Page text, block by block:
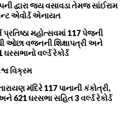
દ્વારા જય વસાવડા તેમજ સાંઈરામ
એવોર્ડ એનાયત
પ્રતિષ્ઠા મહોત્સવમાં 117 પેજની
ઓછા વજનની શિક્ષાપત્રી અને
વર્લ્ડ રેકોર્ડ
વિક્રમ
મંદિરે 117 પાનાની કંકોત્રી,
621 ઘરસભા સહિત 3 વર્લ્ડ રેકોર્ડ